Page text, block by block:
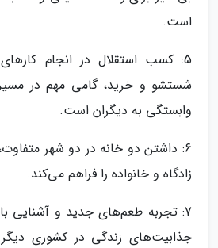
است.
5: کسب استقلال در انجام
شستشو و خرید، گامی مهم در
وابستگی به دیگران است.
6: داشتن دو خانه در دو شهر
زادگاه و خانواده را فراهم می‌کند.
7: تجربه طعم‌های جدید و آشنایی
جذابیت‌های زندگی در کشوری